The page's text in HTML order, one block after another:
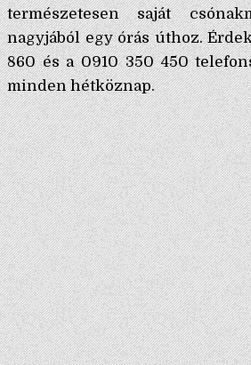
természetesen saját
nagyjából egy órás úthoz.
860 és a 0910 350 450
minden hétköznap.